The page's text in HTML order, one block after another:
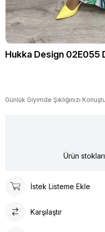
Hukka Design 02E055
Günlük Giyimde Şıklığınızı
Ürün
İstek Listeme Ekle
Karşılaştır